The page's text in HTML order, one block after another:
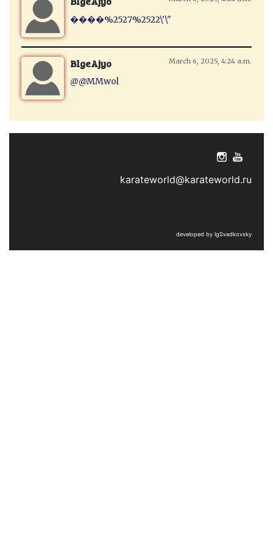
����%2527%2522\'\"
BlgeAjyo March 6, 2025, 4:24 a.m.
@@MMwol
karateworld@karateworld.ru
developed by IgSvadkovsky